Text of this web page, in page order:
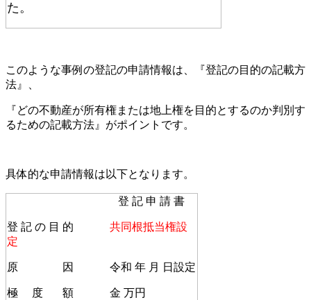
た。
このような事例の登記の申請情報は、『登記の目的の記載方
法』、
『どの不動産が所有権または地上権を目的とするのか判別す
るための記載方法』がポイントです。
具体的な申請情報は以下となります。
登 記 申 請 書
登 記 の 目 的 共同根抵当権設
定
原 因 令和 年 月 日設定
極 度 額 金 万円